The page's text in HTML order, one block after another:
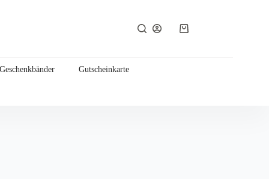
Warenkorb
Gutscheinkarte